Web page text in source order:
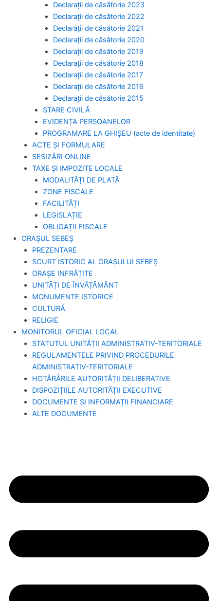
Declarații de căsătorie 2023
Declarații de căsătorie 2022
Declarații de căsătorie 2021
Declarații de căsătorie 2020
Declarații de căsătorie 2019
Declarații de căsătorie 2018
Declarații de căsătorie 2017
Declarații de căsătorie 2016
Declarații de căsătorie 2015
STARE CIVILĂ
EVIDENȚA PERSOANELOR
PROGRAMARE LA GHIȘEU (acte de identitate)
ACTE ȘI FORMULARE
SESIZĂRI ONLINE
TAXE ȘI IMPOZITE LOCALE
MODALITĂȚI DE PLATĂ
ZONE FISCALE
FACILITĂȚI
LEGISLAȚIE
OBLIGAȚII FISCALE
ORAȘUL SEBEȘ
PREZENTARE
SCURT ISTORIC AL ORAȘULUI SEBEȘ
ORAȘE INFRĂȚITE
UNITĂȚI DE ÎNVĂȚĂMÂNT
MONUMENTE ISTORICE
CULTURĂ
RELIGIE
MONITORUL OFICIAL LOCAL
STATUTUL UNITĂȚII ADMINISTRATIV-TERITORIALE
REGULAMENTELE PRIVIND PROCEDURILE
ADMINISTRATIV-TERITORIALE
HOTĂRÂRILE AUTORITĂȚII DELIBERATIVE
DISPOZIȚIILE AUTORITĂȚII EXECUTIVE
DOCUMENTE ȘI INFORMAȚII FINANCIARE
ALTE DOCUMENTE